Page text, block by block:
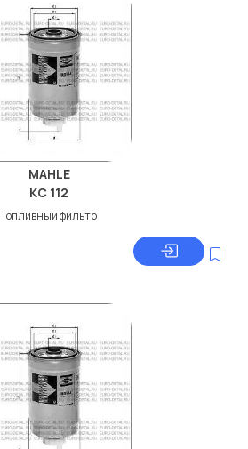
MAHLE
KC 112
Топливный фильтр